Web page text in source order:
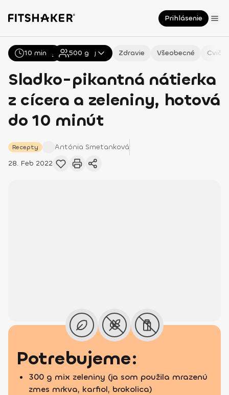
Prihlásenie
Všetky Recepty Zdravie Všeobecné
Sladko-pikantná nátierka
z cícera a zeleniny, hotová
do 10 minút
Recepty Antónia Smetanková
28. Feb 2022
10 min 500 g
Potrebujeme:
300 g mix zeleniny (ja som použila mrazenú
zmes mrkva, karfiol, brokolica)